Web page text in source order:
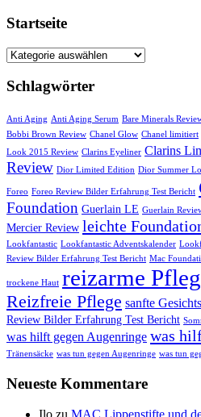
Startseite
Startseite
Schlagwörter
Anti Aging Anti Aging Serum Bare Minerals
Bobbi Brown Review Chanel Glow Chanel limitiert
Look 2015 Review Clarins Eyeliner Clarins
Review Dior Limited Edition Dior Summer
Foreo Foreo Review Bilder Erfahrung Test Bericht
Foundation Guerlain LE Guerlain
Mercier Review leichte
Lookfantastic Lookfantastic Adventskalender
Review Bilder Erfahrung Test Bericht Mac
trockene Haut reizarme
Reizfreie Pflege sanfte
Review Bilder Erfahrung Test Bericht
was hilft gegen Augenringe was
Tränensäcke was tun gegen Augenringe was tun
Neueste Kommentare